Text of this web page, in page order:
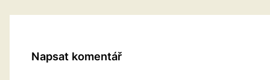
Napsat komentář